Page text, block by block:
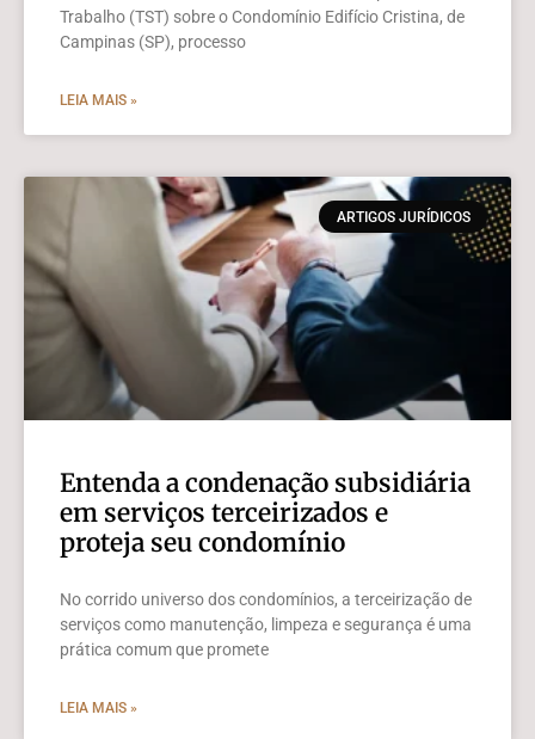
Trabalho (TST) sobre o Condomínio Edifício Cristina, de
Campinas (SP), processo
LEIA MAIS »
ARTIGOS JURÍDICOS
Entenda a condenação subsidiária
em serviços terceirizados e
proteja seu condomínio
No corrido universo dos condomínios, a terceirização de
serviços como manutenção, limpeza e segurança é uma
prática comum que promete
LEIA MAIS »